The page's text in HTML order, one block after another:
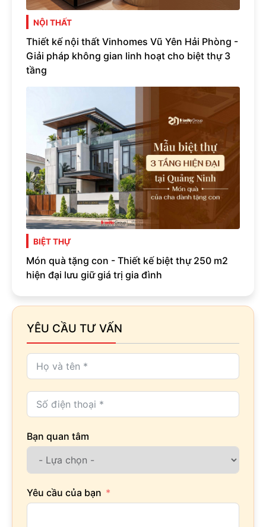
NỘI THẤT
Thiết kế nội thất Vinhomes Vũ Yên Hải Phòng -
Giải pháp không gian linh hoạt cho biệt thự 3
tầng
BIỆT THỰ
Món quà tặng con - Thiết kế biệt thự 250 m2
hiện đại lưu giữ giá trị gia đình
YÊU CẦU TƯ VẤN
Bạn quan tâm
Yêu cầu của bạn